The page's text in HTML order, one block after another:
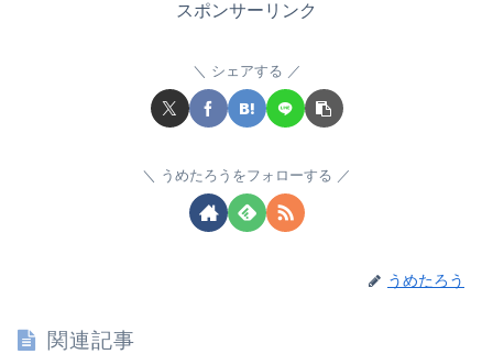
スポンサーリンク
シェアする
うめたろうをフォローする
うめたろう
関連記事